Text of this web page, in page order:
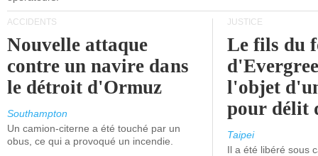
ACCIDENTS
Nouvelle attaque
contre un navire dans
le détroit d'Ormuz
Southampton
Un camion-citerne a été touché par un
obus, ce qui a provoqué un incendie.
JUSTICE
Le fils du
l'objet
pour délit
Taipei
Il a été libéré sous